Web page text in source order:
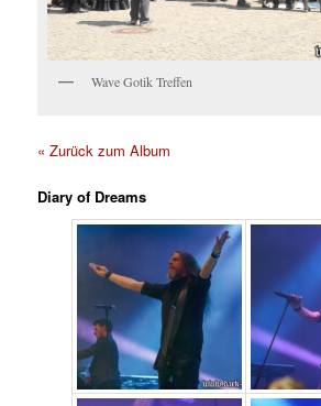
Wave Gotik Treffen
« Zurück zum Album
Diary of Dreams